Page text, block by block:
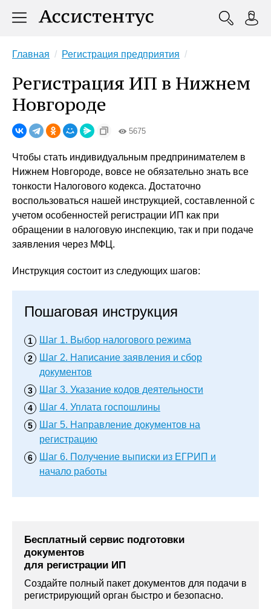
Главная Регистрация предприятия
Регистрация ИП в Нижнем
Новгороде
5675
Чтобы стать индивидуальным предпринимателем в
Нижнем Новгороде, вовсе не обязательно знать все
тонкости Налогового кодекса. Достаточно
воспользоваться нашей инструкцией, составленной с
учетом особенностей регистрации ИП как при
обращении в налоговую инспекцию, так и при подаче
заявления через МФЦ.
Инструкция состоит из следующих шагов:
Пошаговая инструкция
Шаг 1. Выбор налогового режима
Шаг 2. Написание заявления и сбор
документов
Шаг 3. Указание кодов деятельности
Шаг 4. Уплата госпошлины
Шаг 5. Направление документов на
регистрацию
Шаг 6. Получение выписки из ЕГРИП и
начало работы
Бесплатный сервис подготовки
документов
для регистрации ИП
Создайте полный пакет документов для подачи в
регистрирующий орган быстро и безопасно.